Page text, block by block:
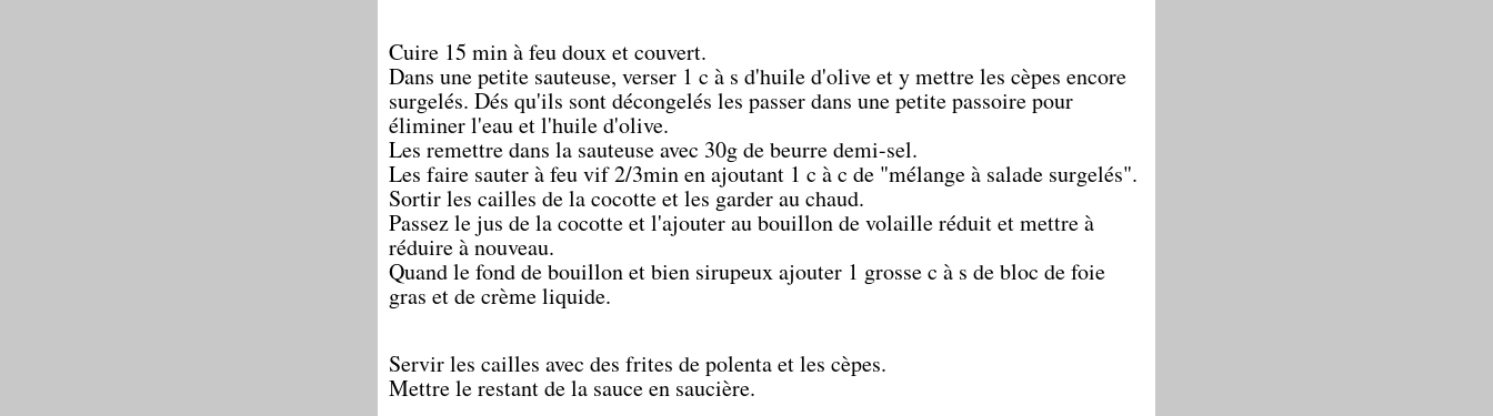
Cuire 15 min à feu doux et couvert.
Dans une petite sauteuse, verser 1 c à s d'huile d'olive et y mettre les cèpes encore
surgelés. Dés qu'ils sont décongelés les passer dans une petite passoire pour
éliminer l'eau et l'huile d'olive.
Les remettre dans la sauteuse avec 30g de beurre demi-sel.
Les faire sauter à feu vif 2/3min en ajoutant 1 c à c de "mélange à salade surgelés".
Sortir les cailles de la cocotte et les garder au chaud.
Passez le jus de la cocotte et l'ajouter au bouillon de volaille réduit et mettre à
réduire à nouveau.
Quand le fond de bouillon et bien sirupeux ajouter 1 grosse c à s de bloc de foie
gras et de crème liquide.
Servir les cailles avec des frites de polenta et les cèpes.
Mettre le restant de la sauce en saucière.